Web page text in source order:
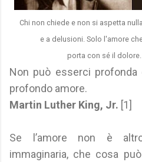
Chi non chiede e non si aspetta
e a delusioni. Solo l'amore
porta con sé il
Non può esserci
profondo amore.
Martin Luther King, Jr. [1]
Se l’amore non è
immaginaria, che cosa